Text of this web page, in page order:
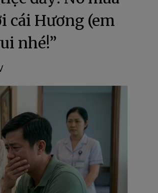
cái Hương (em
nhé!”